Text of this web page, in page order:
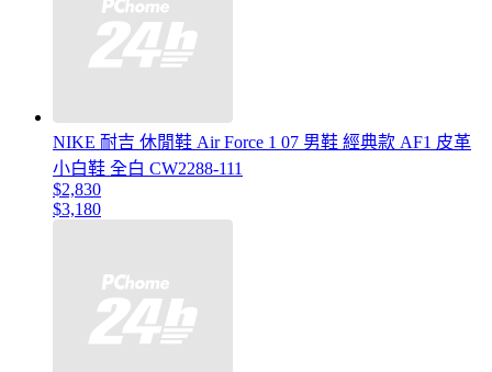
NIKE 耐吉 休閒鞋 Air Force 1 07 男鞋 經典款 AF1 皮革
小白鞋 全白 CW2288-111
$2,830
$3,180